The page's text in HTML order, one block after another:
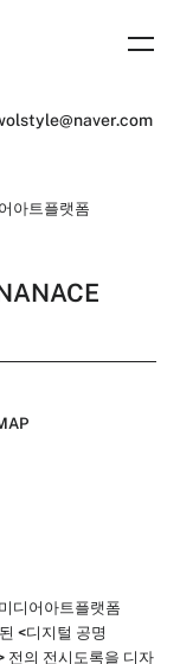
아트플랫폼
디어아트플랫폼
<디지털 공명
전의 전시도록을 디자